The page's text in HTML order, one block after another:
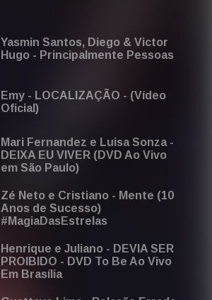
Yasmin Santos, Diego & Victor
Hugo - Principalmente Pessoas
Emy - LOCALIZAÇÃO - (Vídeo
Oficial)
Mari Fernandez e Luisa Sonza -
DEIXA EU VIVER (DVD Ao Vivo
em São Paulo)
Zé Neto e Cristiano - Mente (10
Anos de Sucesso)
#MagiaDasEstrelas
Henrique e Juliano - DEVIA SER
PROIBIDO - DVD To Be Ao Vivo
Em Brasília